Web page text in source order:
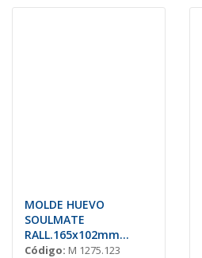
MOLDE HUEVO
SOULMATE
RALL.165x102mm
(2+2und) PARA
Código: M 1275.123